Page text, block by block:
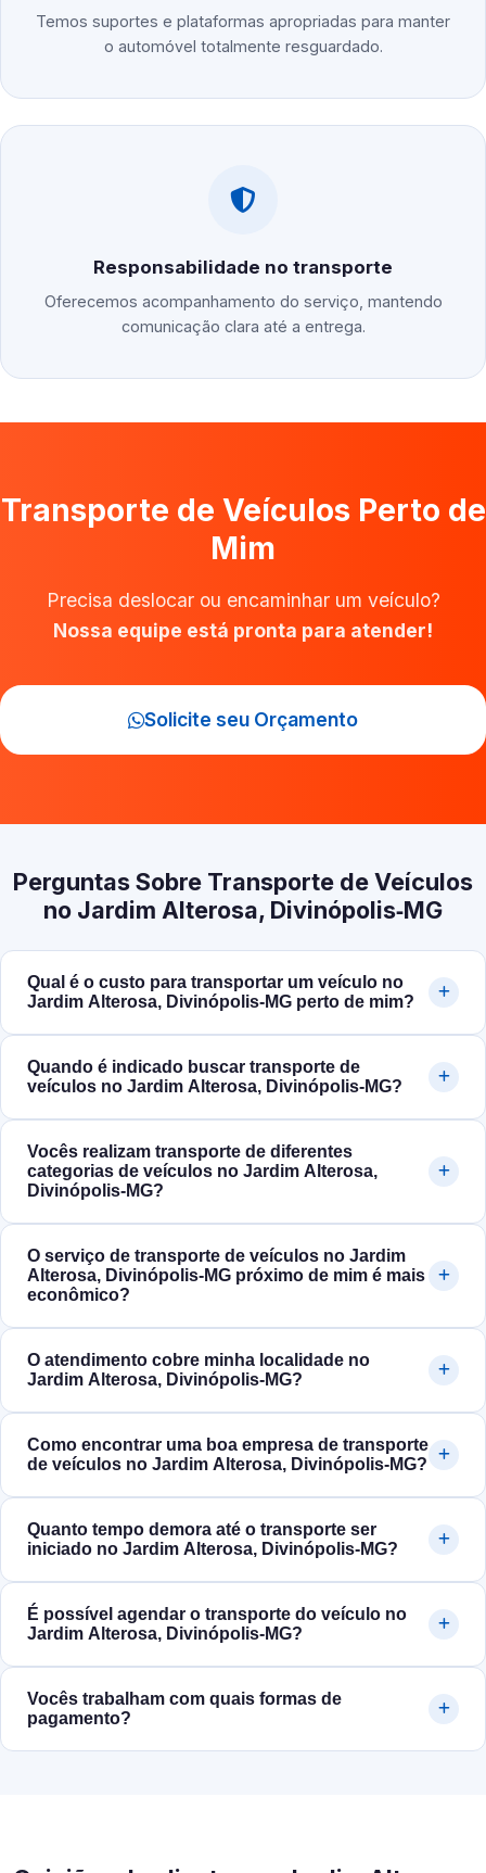
Temos suportes e plataformas apropriadas para manter
o automóvel totalmente resguardado.
Responsabilidade no transporte
Oferecemos acompanhamento do serviço, mantendo
comunicação clara até a entrega.
Transporte de Veículos Perto de
Mim
Precisa deslocar ou encaminhar um veículo?
Nossa equipe está pronta para atender!
Solicite seu Orçamento
Perguntas Sobre Transporte de Veículos
no Jardim Alterosa, Divinópolis‑MG
Qual é o custo para transportar um veículo no
Jardim Alterosa, Divinópolis‑MG perto de mim?
Quando é indicado buscar transporte de
veículos no Jardim Alterosa, Divinópolis‑MG?
Vocês realizam transporte de diferentes
categorias de veículos no Jardim Alterosa,
Divinópolis‑MG?
O serviço de transporte de veículos no Jardim
Alterosa, Divinópolis‑MG próximo de mim é mais
econômico?
O atendimento cobre minha localidade no
Jardim Alterosa, Divinópolis‑MG?
Como encontrar uma boa empresa de transporte
de veículos no Jardim Alterosa, Divinópolis‑MG?
Quanto tempo demora até o transporte ser
iniciado no Jardim Alterosa, Divinópolis‑MG?
É possível agendar o transporte do veículo no
Jardim Alterosa, Divinópolis‑MG?
Vocês trabalham com quais formas de
pagamento?